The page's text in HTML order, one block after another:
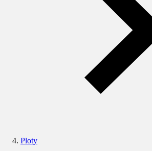
Ploty